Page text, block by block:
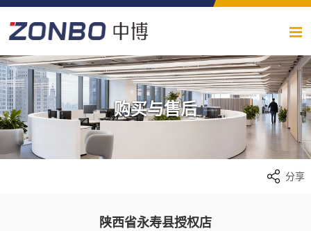
购买与售后
分享
陕西省永寿县授权店